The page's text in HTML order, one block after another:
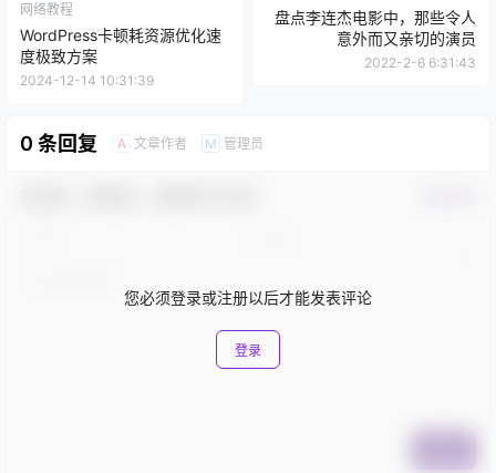
网络教程
WordPress卡顿耗资源优化速
度极致方案
2024-12-14 10:31:39
盘点李连杰电影中，那些令人
意外而又亲切的演员
2022-2-6 6:31:43
0 条回复 A 文章作者 M 管理员
您必须登录或注册以后才能发表评论
登录